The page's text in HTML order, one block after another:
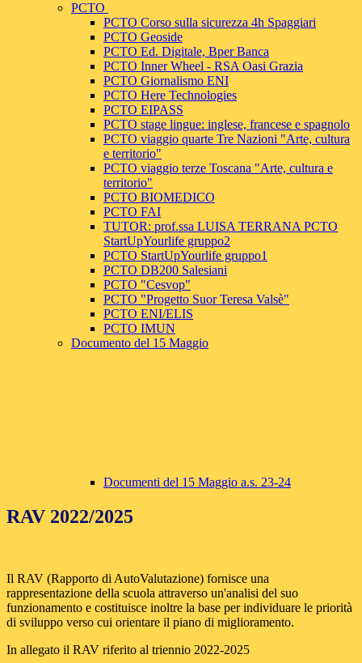
PCTO
PCTO Corso sulla sicurezza 4h Spaggiari
PCTO Geoside
PCTO Ed. Digitale, Bper Banca
PCTO Inner Wheel - RSA Oasi Grazia
PCTO Giornalismo ENI
PCTO Here Technologies
PCTO EIPASS
PCTO stage lingue: inglese, francese e spagnolo
PCTO viaggio quarte Tre Nazioni "Arte, cultura
e territorio"
PCTO viaggio terze Toscana "Arte, cultura e
territorio"
PCTO BIOMEDICO
PCTO FAI
TUTOR: prof.ssa LUISA TERRANA PCTO
StartUpYourlife gruppo2
PCTO StartUpYourlife gruppo1
PCTO DB200 Salesiani
PCTO "Cesvop"
PCTO "Progetto Suor Teresa Valsè"
PCTO ENI/ELIS
PCTO IMUN
Documento del 15 Maggio
Documenti del 15 Maggio a.s. 23-24
RAV 2022/2025
Il RAV (Rapporto di AutoValutazione) fornisce una
rappresentazione della scuola attraverso un'analisi del suo
funzionamento e costituisce inoltre la base per individuare le priorità
di sviluppo verso cui orientare il piano di miglioramento.
In allegato il RAV riferito al triennio 2022-2025